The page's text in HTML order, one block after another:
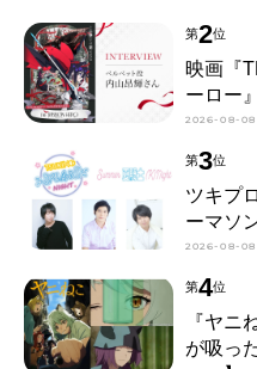
第2位
映画『
ーロー
2026-08-
第3位
ツキプ
ーマソ
2026-08-
第4位
『ヤニ
が吸っ